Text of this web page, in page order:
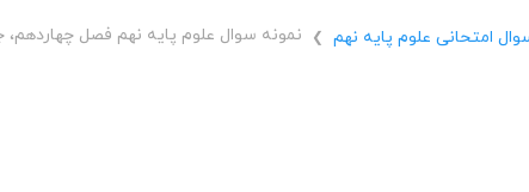
امتحانی علوم پایه نهم ❯